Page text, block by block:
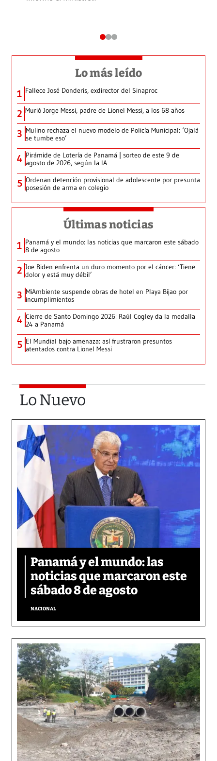
Lo más leído
1 Fallece José Donderis, exdirector del Sinaproc
2 Murió Jorge Messi, padre de Lionel Messi, a los 68 años
3 Mulino rechaza el nuevo modelo de Policía Municipal: ‘Ojalá
se tumbe eso’
4 Pirámide de Lotería de Panamá | sorteo de este 9 de
agosto de 2026, según la IA
5 Ordenan detención provisional de adolescente por presunta
posesión de arma en colegio
Últimas noticias
1 Panamá y el mundo: las noticias que marcaron este sábado
8 de agosto
2 Joe Biden enfrenta un duro momento por el cáncer: ‘Tiene
dolor y está muy débil’
3 MiAmbiente suspende obras de hotel en Playa Bijao por
incumplimientos
4 Cierre de Santo Domingo 2026: Raúl Cogley da la medalla
24 a Panamá
5 El Mundial bajo amenaza: así frustraron presuntos
atentados contra Lionel Messi
Lo Nuevo
Panamá y el mundo: las
noticias que marcaron este
sábado 8 de agosto
NACIONAL